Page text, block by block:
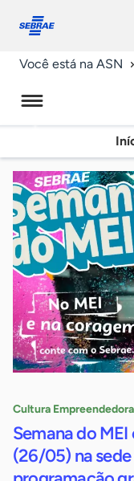
conosco
Você está na ASN
Cultura Empreendedora
Semana do
(26/05) na